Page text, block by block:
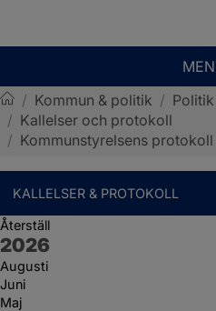
Sotenäs kommun
/ Kommun & politik /
/ Kallelser och protokoll
/ Kommunstyrelsens
KALLELSER & PROTOKOLL
Återställ
År:
2026
Augusti
Juni
Maj